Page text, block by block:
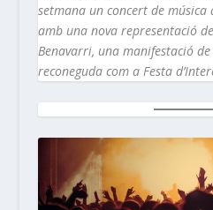
setmana un concert de música
amb una nova representació
Benavarri, una manifestació
reconeguda com a Festa